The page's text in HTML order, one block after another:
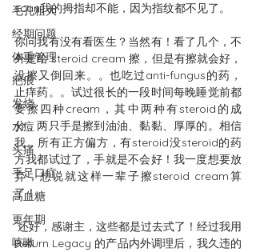
毛孔粗大
经期问题
体重管理
疤痕
发烧
水痘
头痛
手足口症
高血糖
更年期
咳嗽
scan我的拇指却不能，因为指纹都不见了。
你问我有没有看医生？当然有！看了几个，不
外是给 steroid cream 擦，但是有擦就会好，
没擦又倒回来。。也吃过anti-fungus的药，
止痒药。。试过很长的一段时间每晚睡觉前都
要擦四种cream，其中两种有steroid的成
分，两只手是擦到油油、黏黏、厚厚的。相信
我，所有正方偏方，有steroid没steroid的药
方我都试过了，手就是不会好！我一度想要放
弃，想说就这样一辈子擦steroid cream算
了！
还好，感谢主，这些都是过去式了！经过我用
Return Legacy 的产品内外调理后，我久违的